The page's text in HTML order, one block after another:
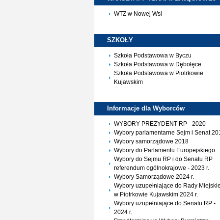
WTZ w Nowej Wsi
SZKOŁY
Szkoła Podstawowa w Byczu
Szkoła Podstawowa w Dębołęce
Szkoła Podstawowa w Piotrkowie
Kujawskim
Informacje dla Wyborców
WYBORY PREZYDENT RP - 2020
Wybory parlamentarne Sejm i Senat
Wybory samorządowe 2018
Wybory do Parlamentu Europejskiego
Wybory do Sejmu RP i do Senatu RP
referendum ogólnokrajowe - 2023 r.
Wybory Samorządowe 2024 r.
Wybory uzupełniające do Rady
w Piotrkowie Kujawskim 2024 r.
Wybory uzupełniające do Senatu RP -
2024 r.